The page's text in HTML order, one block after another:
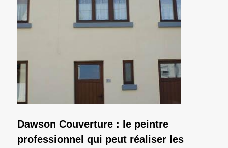
Dawson Couverture : le peintre
professionnel qui peut réaliser les